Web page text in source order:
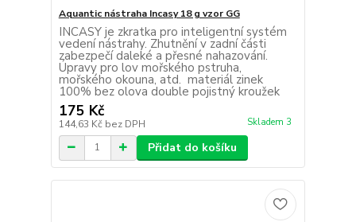
Aquantic nástraha Incasy 18 g vzor GG
INCASY je zkratka pro inteligentní systém
vedení nástrahy. Zhutnění v zadní části
zabezpečí daleké a přesné nahazování.
Úpravy pro lov mořského pstruha,
mořského okouna, atd. materiál zinek
100% bez olova double pojistný kroužek
175 Kč
144,63 Kč bez DPH Skladem 3
Přidat do košíku